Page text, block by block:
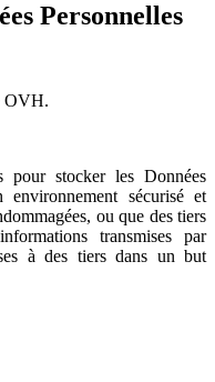
Personnelles
OVH.
pour stocker les Données
environnement sécurisé et
ou que des tiers
transmises par
à des tiers dans un but